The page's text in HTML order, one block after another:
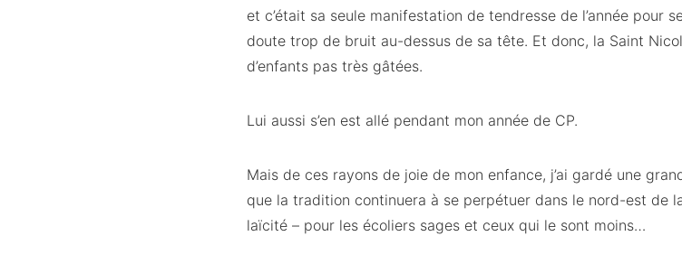
et c’était sa seule manifestation de tendresse de l’année pour
doute trop de bruit au-dessus de sa tête. Et donc, la Saint
d’enfants pas très gâtées.
Lui aussi s’en est allé pendant mon année de CP.
Mais de ces rayons de joie de mon enfance, j’ai gardé une
que la tradition continuera à se perpétuer dans le nord-est de
laïcité – pour les écoliers sages et ceux qui le sont moins…